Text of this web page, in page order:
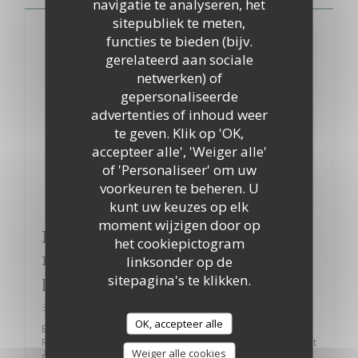
navigatie te analyseren, het
sitepubliek te meten,
functies te bieden (bijv.
gerelateerd aan sociale
netwerken) of
gepersonaliseerde
advertenties of inhoud weer
te geven. Klik op 'OK,
accepteer alle', 'Weiger alle'
of 'Personaliseer' om uw
voorkeuren te beheren. U
kunt uw keuzes op elk
moment wijzigen door op
het cookiepictogram
linksonder op de
sitepagina's te klikken.
OK, accepteer alle
Weiger alle cookies
Le bistrot Rougemont ou la
renaissance de la brasserie
parisienne
30/10/2018
En plein coeur du IXe arrondissement parisien, le bistrot
Rougemont propose des plats traditionnels revisités. Le tout